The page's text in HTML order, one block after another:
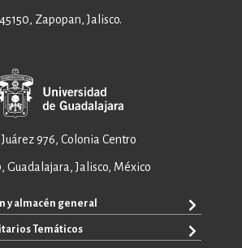
45150, Zapopan, Jalisco.
Juárez 976, Colonia Centro
Guadalajara, Jalisco, México
y almacén general
Temáticos